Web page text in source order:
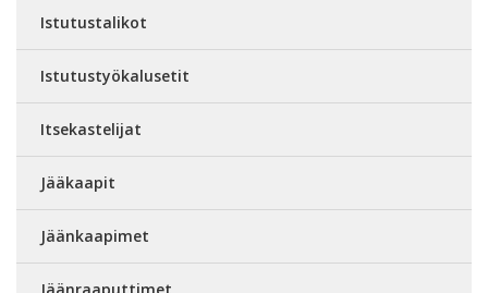
Istutustalikot
Istutustyökalusetit
Itsekastelijat
Jääkaapit
Jäänkaapimet